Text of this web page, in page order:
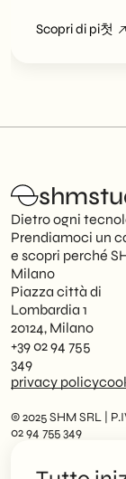
Scopri di pi첫
Dietro ogni
Prendiamoci un
e scopri perché
Milano
Piazza città di
Lombardia 1
20124, Milano
+39 02 94 755
349
privacy policy
© 2025 SHM SRL |
02 94 755 349